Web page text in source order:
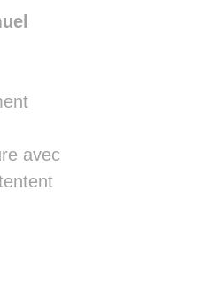
avec